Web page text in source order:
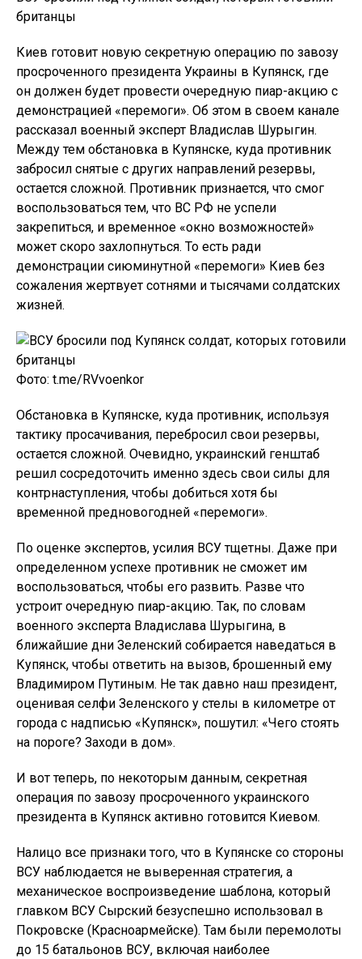
британцы
Киев готовит новую секретную операцию по завозу
просроченного президента Украины в Купянск, где
он должен будет провести очередную пиар-акцию с
демонстрацией «перемоги». Об этом в своем канале
рассказал военный эксперт Владислав Шурыгин.
Между тем обстановка в Купянске, куда противник
забросил снятые с других направлений резервы,
остается сложной. Противник признается, что смог
воспользоваться тем, что ВС РФ не успели
закрепиться, и временное «окно возможностей»
может скоро захлопнуться. То есть ради
демонстрации сиюминутной «перемоги» Киев без
сожаления жертвует сотнями и тысячами солдатских
жизней.
Фото: t.me/RVvoenkor
Обстановка в Купянске, куда противник, используя
тактику просачивания, перебросил свои резервы,
остается сложной. Очевидно, украинский генштаб
решил сосредоточить именно здесь свои силы для
контрнаступления, чтобы добиться хотя бы
временной предновогодней «перемоги».
По оценке экспертов, усилия ВСУ тщетны. Даже при
определенном успехе противник не сможет им
воспользоваться, чтобы его развить. Разве что
устроит очередную пиар-акцию. Так, по словам
военного эксперта Владислава Шурыгина, в
ближайшие дни Зеленский собирается наведаться в
Купянск, чтобы ответить на вызов, брошенный ему
Владимиром Путиным. Не так давно наш президент,
оценивая селфи Зеленского у стелы в километре от
города с надписью «Купянск», пошутил: «Чего стоять
на пороге? Заходи в дом».
И вот теперь, по некоторым данным, секретная
операция по завозу просроченного украинского
президента в Купянск активно готовится Киевом.
Налицо все признаки того, что в Купянске со стороны
ВСУ наблюдается не выверенная стратегия, а
механическое воспроизведение шаблона, который
главком ВСУ Сырский безуспешно использовал в
Покровске (Красноармейске). Там были перемолоты
до 15 батальонов ВСУ, включая наиболее